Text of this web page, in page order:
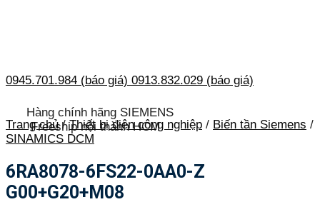
0945.701.984 (báo giá) 0913.832.029 (báo giá)
Hàng chính hãng SIEMENS
Freeship nội thành HCM
Trang chủ / Thiết bị điện công nghiệp / Biến tần Siemens /
SINAMICS DCM
6RA8078-6FS22-0AA0-Z
G00+G20+M08